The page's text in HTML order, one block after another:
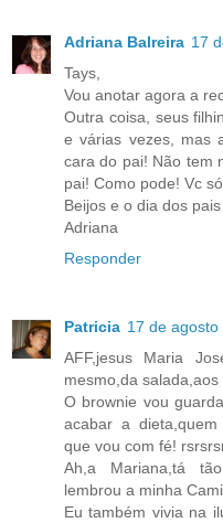
Adriana Balreira 17
Tays,
Vou anotar agora a
Outra coisa, seus
e várias vezes, mas
cara do pai! Não tem
pai! Como pode! Vc
Beijos e o dia dos
Adriana
Responder
Patricia 17 de
AFF,jesus Maria
mesmo,da salada,aos
O brownie vou
acabar a
que vou com fé!
Ah,a Mariana,tá
lembrou a minha
Eu também vivia na